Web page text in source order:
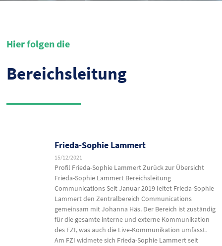
Hier folgen die
Bereichsleitung
Frieda-Sophie Lammert
15/12/2021
Profil Frieda-Sophie Lammert Zurück zur Übersicht
Frieda-Sophie Lammert Bereichsleitung
Communications Seit Januar 2019 leitet Frieda-Sophie
Lammert den Zentralbereich Communications
gemeinsam mit Johanna Häs. Der Bereich ist zuständig
für die gesamte interne und externe Kommunikation
des FZI, was auch die Live-Kommunikation umfasst.
Am FZI widmete sich Frieda-Sophie Lammert seit